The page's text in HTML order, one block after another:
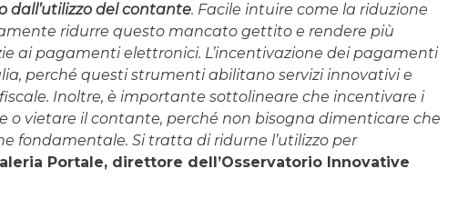
dall’utilizzo del contante. Facile intuire come la riduzione
ridurre questo mancato gettito e rendere più
ai pagamenti elettronici. L’incentivazione dei pagamenti
perché questi strumenti abilitano servizi innovativi e
Inoltre, è importante sottolineare che incentivare i
vietare il contante, perché non bisogna dimenticare che
fondamentale. Si tratta di ridurne l’utilizzo per
Portale, direttore dell’Osservatorio Innovative